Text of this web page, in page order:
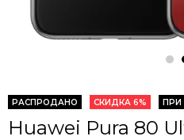
РАСПРОДАНО СКИДКА 6% ПРИ
Huawei Pura 80